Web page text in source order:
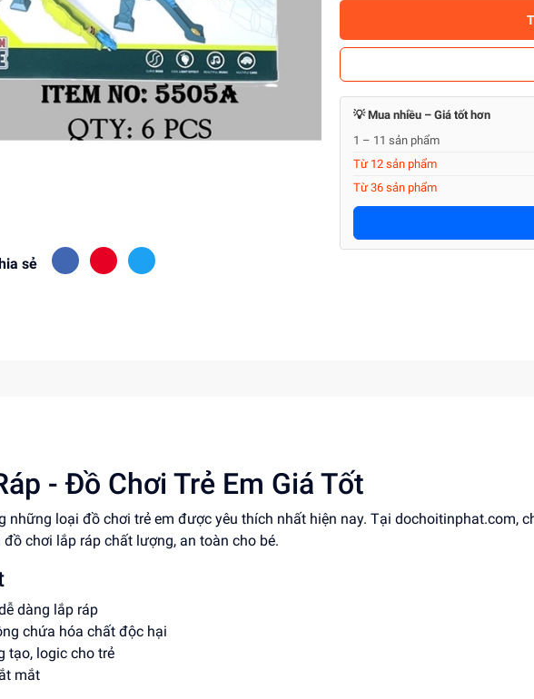
sẻ
💡 Mua nhiều – Giá tốt hơn
1 – 11 sản phẩm
Từ 12 sản phẩm
Từ 36 sản phẩm
- Đồ Chơi Trẻ Em Giá Tốt
những loại đồ chơi trẻ em được yêu thích nhất hiện nay. Tại dochoitinphat.com,
chơi lắp ráp chất lượng, an toàn cho bé.
dàng lắp ráp
chứa hóa chất độc hại
tạo, logic cho trẻ
mắt